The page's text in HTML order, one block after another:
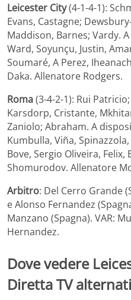
Leicester City(4-1-4-1):
Evans, Castagne;
Maddison, Barnes; Vardy.
Ward, Soyunçu, Justin,
Soumaré, A Perez,
Daka. Allenatore Rodgers.
Roma(3-4-2-1): Rui
Karsdorp, Cristante,
Zaniolo; Abraham. A
Kumbulla, Viña,
Bove, Sergio Oliveira, Felix,
Shomurodov. Allenatore
Arbitro: Del Cerro Grande
e Alonso Fernandez
Manzano (Spagna). VAR:
Hernandez.
Dove vedere
Diretta TV